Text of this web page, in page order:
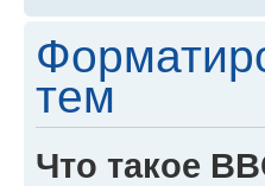
тем
Что такое